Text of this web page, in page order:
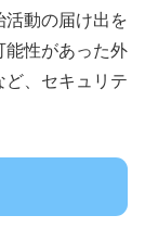
活動の届け出を
能性があった外
ど、セキュリテ